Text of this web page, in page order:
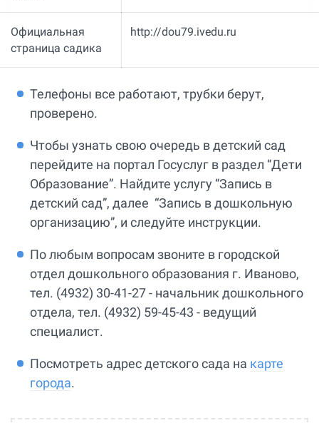
Официальная
страница садика
http://dou79.ivedu.ru
Телефоны все работают, трубки берут,
проверено.
Чтобы узнать свою очередь в детский сад
перейдите на портал Госуслуг в раздел “Дети
Образование”. Найдите услугу “Запись в
детский сад”, далее “Запись в дошкольную
организацию”, и следуйте инструкции.
По любым вопросам звоните в городской
отдел дошкольного образования г. Иваново,
тел. (4932) 30-41-27 - начальник дошкольного
отдела, тел. (4932) 59-45-43 - ведущий
специалист.
Посмотреть адрес детского сада на карте
города.